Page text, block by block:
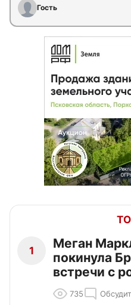
Гость
1
Меган
покинула
встречи с
735